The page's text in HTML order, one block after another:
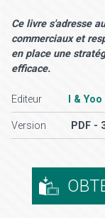
Ce livre s'adresse
commerciaux et
en place une
efficace.
Editeur I & Yoo
Version PDF -